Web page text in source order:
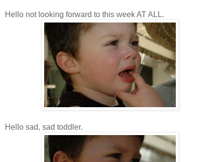
Hello not looking forward to this week AT ALL.
Hello sad, sad toddler.